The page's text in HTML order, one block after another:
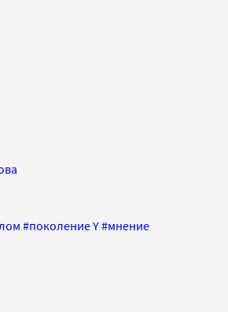
#поколение Y#мнение